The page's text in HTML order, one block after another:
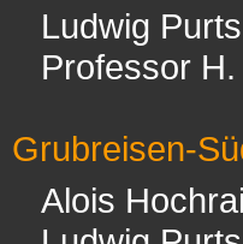
Ludwig
Professor
Grubreisen-
Alois